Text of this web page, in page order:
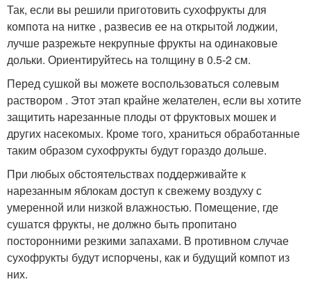
Так, если вы решили приготовить сухофрукты для
компота на нитке , развесив ее на открытой лоджии,
лучше разрежьте некрупные фрукты на одинаковые
дольки. Ориентируйтесь на толщину в 0.5-2 см.
Перед сушкой вы можете воспользоваться солевым
раствором . Этот этап крайне желателен, если вы хотите
защитить нарезанные плоды от фруктовых мошек и
других насекомых. Кроме того, храниться обработанные
таким образом сухофрукты будут гораздо дольше.
При любых обстоятельствах поддерживайте к
нарезанным яблокам доступ к свежему воздуху с
умеренной или низкой влажностью. Помещение, где
сушатся фрукты, не должно быть пропитано
посторонними резкими запахами. В противном случае
сухофрукты будут испорчены, как и будущий компот из
них.